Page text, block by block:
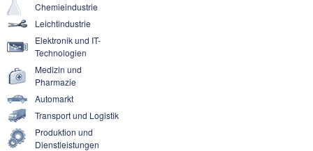
Chemieindustrie
Leichtindustrie
Elektronik und IT-
Technologien
Medizin und
Pharmazie
Automarkt
Transport und Logistik
Produktion und
Dienstleistungen